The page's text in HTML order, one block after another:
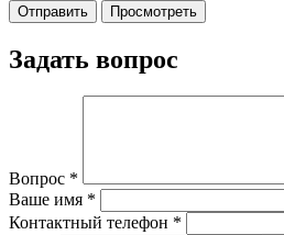
Задать вопрос
Вопрос *
Ваше имя *
Контактный телефон *